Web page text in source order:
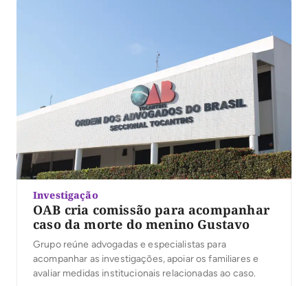
Investigação
OAB cria comissão para acompanhar
caso da morte do menino Gustavo
Grupo reúne advogadas e especialistas para
acompanhar as investigações, apoiar os familiares e
avaliar medidas institucionais relacionadas ao caso.